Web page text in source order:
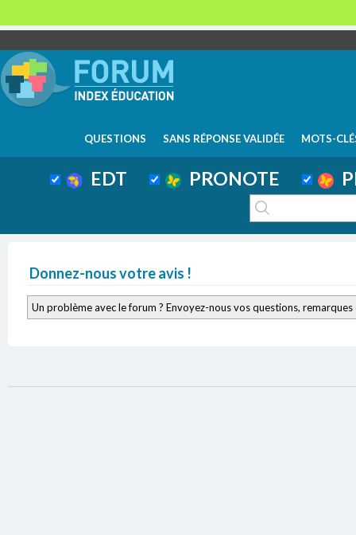
QUESTIONS SANS RÉPONSE VALIDÉE MOTS-
EDT PRONOTE
Donnez-nous votre avis !
Un problème avec le forum ? Envoyez-nous vos questions,